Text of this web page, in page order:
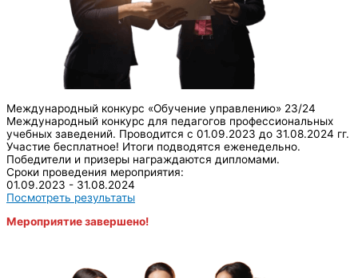
Международный конкурс «Обучение управлению» 23/24
Международный конкурс для педагогов профессиональных
учебных заведений. Проводится с 01.09.2023 до 31.08.2024 гг.
Участие бесплатное! Итоги подводятся еженедельно.
Победители и призеры награждаются дипломами.
Сроки проведения мероприятия:
01.09.2023 - 31.08.2024
Посмотреть результаты
Мероприятие завершено!